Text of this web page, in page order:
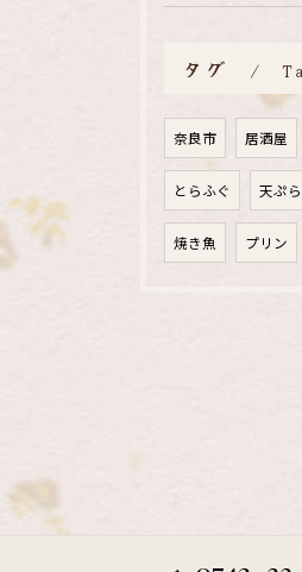
タグ
奈良市 居酒屋
とらふぐ 天ぷら
焼き魚 プリン